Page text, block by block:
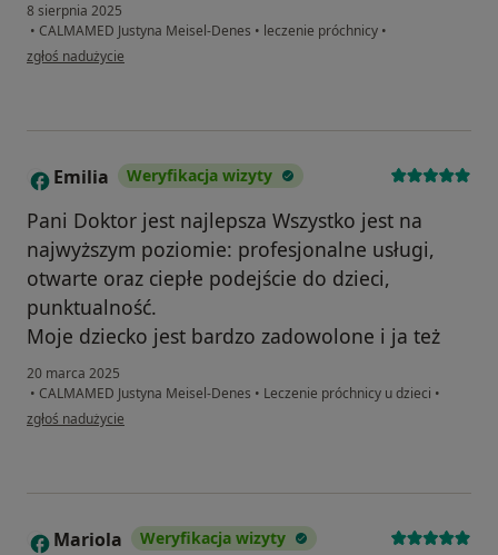
8 sierpnia 2025
• CALMAMED Justyna Meisel-Denes • leczenie próchnicy •
w opinii użytkownika agnieszka.szmytko
zgłoś nadużycie
E Emilia Weryfikacja wizyty
Pani Doktor jest najlepsza Wszystko jest na
najwyższym poziomie: profesjonalne usługi,
otwarte oraz ciepłe podejście do dzieci,
punktualność.
Moje dziecko jest bardzo zadowolone i ja też
20 marca 2025
• CALMAMED Justyna Meisel-Denes • Leczenie próchnicy u dzieci •
w opinii użytkownika Emilia
zgłoś nadużycie
M Mariola Weryfikacja wizyty